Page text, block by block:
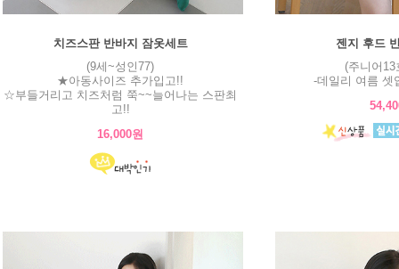
치즈스판 반바지 잠옷세트
(9세~성인77)
★아동사이즈 추가입고!!
☆부들거리고 치즈처럼 쭉~~늘어나는 스판최
고!!
16,000원
젠지 후드
(주니어13
-데일리 여름 셋